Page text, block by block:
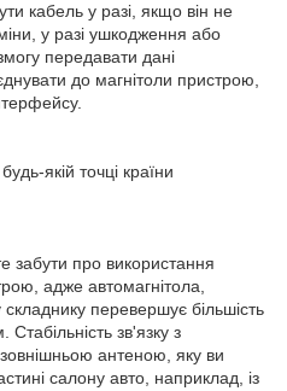
кабель у разі, якщо він не
у разі ушкодження або
передавати дані
до магнітоли пристрою,
якій точці країни
забути про використання
адже автомагнітола,
перевершує більшість
Стабільність зв'язку з
антеною, яку ви
салону авто, наприклад, із